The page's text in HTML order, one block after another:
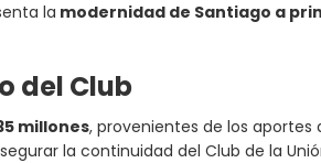
la modernidad de Santiago a
del Club
millones, provenientes de los aportes
la continuidad del Club de la